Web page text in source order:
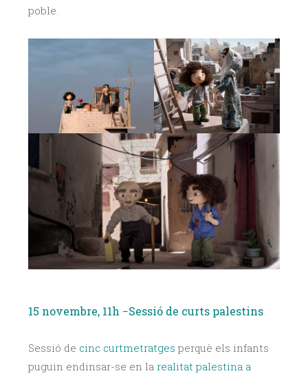
poble.
15 novembre, 11h −Sessió de curts palestins
Sessió de cinc curtmetratges perquè els infants
puguin endinsar-se en la realitat palestina a